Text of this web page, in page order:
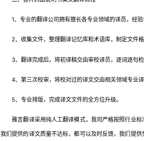
1、专业的翻译公司拥有擅长各专业领域的译员，经验
2、收集文件，整理翻译记忆库和术语库，制定文件
3、翻译完成后，将初译稿交由审校译员，逐词逐句
4、第三次校审，将校对过的译文交由相关领域专业译
5、专业排版，完成译文文件的全方位升级。
雅言翻译采用纯人工翻译模式，我司严格按照行业标
我们提供的译文质量不达标，都可以及时反馈，我们提